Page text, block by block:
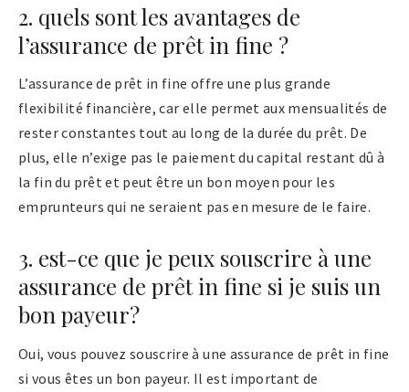
2. quels sont les avantages de
l’assurance de prêt in fine ?
L’assurance de prêt in fine offre une plus grande
flexibilité financière, car elle permet aux mensualités de
rester constantes tout au long de la durée du prêt. De
plus, elle n’exige pas le paiement du capital restant dû à
la fin du prêt et peut être un bon moyen pour les
emprunteurs qui ne seraient pas en mesure de le faire.
3. est-ce que je peux souscrire à une
assurance de prêt in fine si je suis un
bon payeur?
Oui, vous pouvez souscrire à une assurance de prêt in fine
si vous êtes un bon payeur. Il est important de